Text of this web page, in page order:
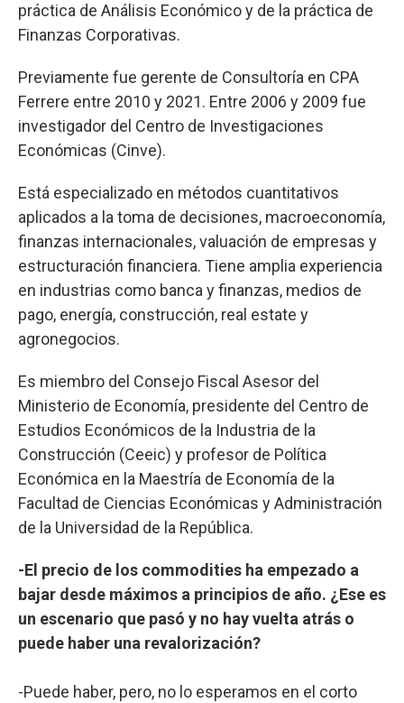
práctica de Análisis Económico y de la práctica de
Finanzas Corporativas.
Previamente fue gerente de Consultoría en CPA
Ferrere entre 2010 y 2021. Entre 2006 y 2009 fue
investigador del Centro de Investigaciones
Económicas (Cinve).
Está especializado en métodos cuantitativos
aplicados a la toma de decisiones, macroeconomía,
finanzas internacionales, valuación de empresas y
estructuración financiera. Tiene amplia experiencia
en industrias como banca y finanzas, medios de
pago, energía, construcción, real estate y
agronegocios.
Es miembro del Consejo Fiscal Asesor del
Ministerio de Economía, presidente del Centro de
Estudios Económicos de la Industria de la
Construcción (Ceeic) y profesor de Política
Económica en la Maestría de Economía de la
Facultad de Ciencias Económicas y Administración
de la Universidad de la República.
-El precio de los commodities ha empezado a
bajar desde máximos a principios de año. ¿Ese es
un escenario que pasó y no hay vuelta atrás o
puede haber una revalorización?
-Puede haber, pero, no lo esperamos en el corto